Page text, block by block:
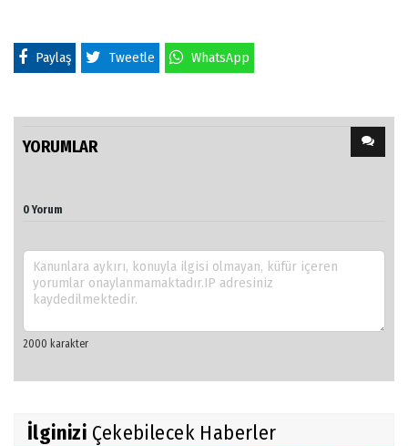
Paylaş Tweetle WhatsApp
YORUMLAR
0 Yorum
İlginizi Çekebilecek Haberler